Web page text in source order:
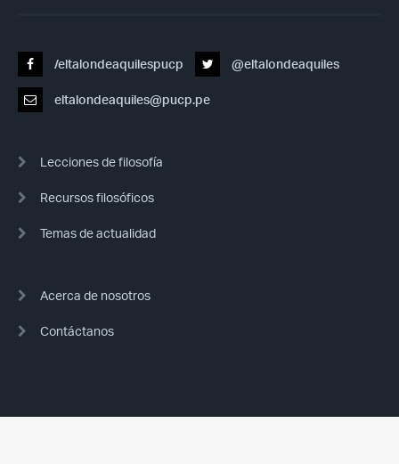
/eltalondeaquilespucp @eltalondeaquiles
eltalondeaquiles@pucp.pe
Lecciones de filosofía
Recursos filosóficos
Temas de actualidad
Acerca de nosotros
Contáctanos